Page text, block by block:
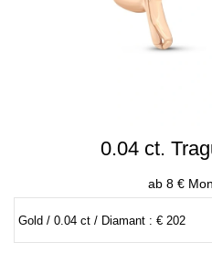
0.04 ct.
ab 8 €